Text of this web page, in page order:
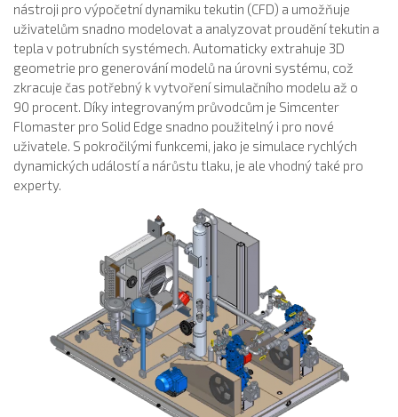
nástroji pro výpočetní dynamiku tekutin (CFD) a umožňuje
uživatelům snadno modelovat a analyzovat proudění tekutin a
tepla v potrubních systémech. Automaticky extrahuje 3D
geometrie pro generování modelů na úrovni systému, což
zkracuje čas potřebný k vytvoření simulačního modelu až o
90 procent. Díky integrovaným průvodcům je Simcenter
Flomaster pro Solid Edge snadno použitelný i pro nové
uživatele. S pokročilými funkcemi, jako je simulace rychlých
dynamických událostí a nárůstu tlaku, je ale vhodný také pro
experty.